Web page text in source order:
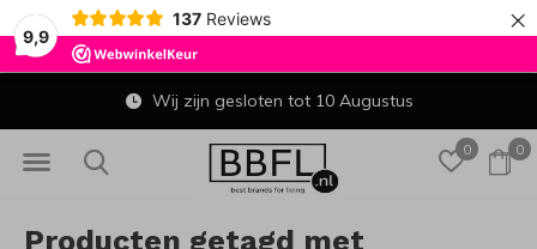
9,9
137 Reviews ×
0 0
Wij zijn gesloten tot 10 Augustus
Producten getagd met